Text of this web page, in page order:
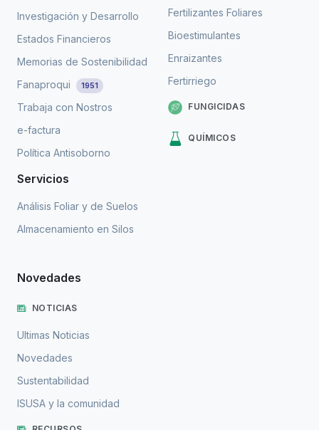
Investigación y Desarrollo
Estados Financieros
Memorias de Sostenibilidad
Fanaproqui
1951
Trabaja con Nostros
e-factura
Política Antisoborno
Servicios
Análisis Foliar y de Suelos
Almacenamiento en Silos
Fertilizantes Foliares
Bioestimulantes
Enraizantes
Fertirriego
FUNGICIDAS
QUÍMICOS
Novedades
NOTICIAS
Ultimas Noticias
Novedades
Sustentabilidad
ISUSA y la comunidad